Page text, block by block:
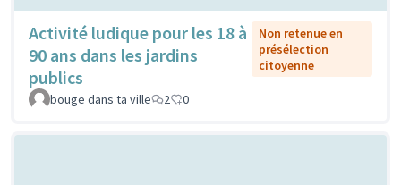
Activité ludique pour les 18 à
90 ans dans les jardins
publics
Non retenue en
présélection
citoyenne
bouge dans ta ville 2 0